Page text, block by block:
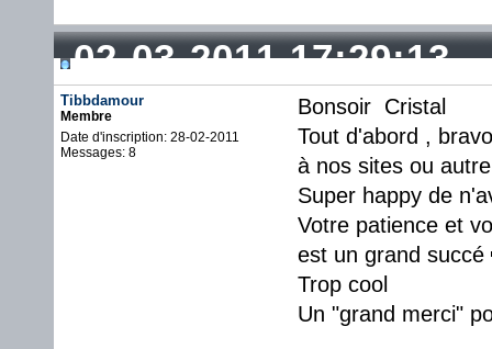
02-03-2011 17:29:13
Tibbdamour
Membre
Date d'inscription: 28-02-2011
Messages: 8
Bonsoir Cristal
Tout d'abord ,
à nos sites ou
Super happy de
Votre patience et
est un grand succé
Trop cool
Un "grand merci"